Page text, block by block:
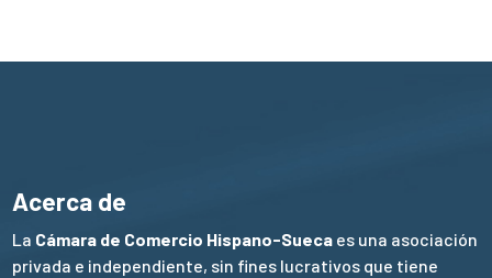
Acerca de
La Cámara de Comercio Hispano-Sueca es una asociación
privada e independiente, sin fines lucrativos que tiene